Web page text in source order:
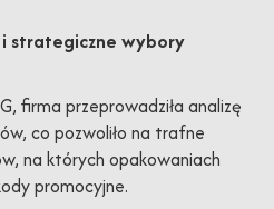
strategiczne wybory
firma przeprowadziła analizę
co pozwoliło na trafne
na których opakowaniach
promocyjne.